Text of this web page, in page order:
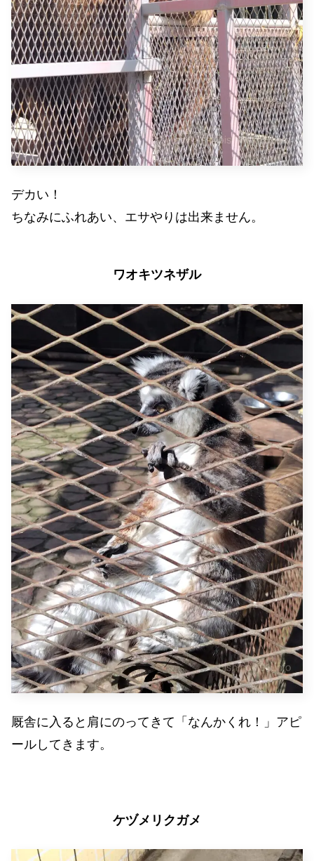
デカい！
ちなみにふれあい、エサやりは出来ません。
ワオキツネザル
厩舎に入ると肩にのってきて「なんかくれ！」アピ
ールしてきます。
ケヅメリクガメ